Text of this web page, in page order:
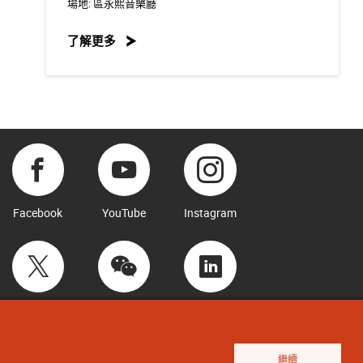
繼續
場地: 區永熙音樂廳
了解更多
Facebook YouTube Instagram